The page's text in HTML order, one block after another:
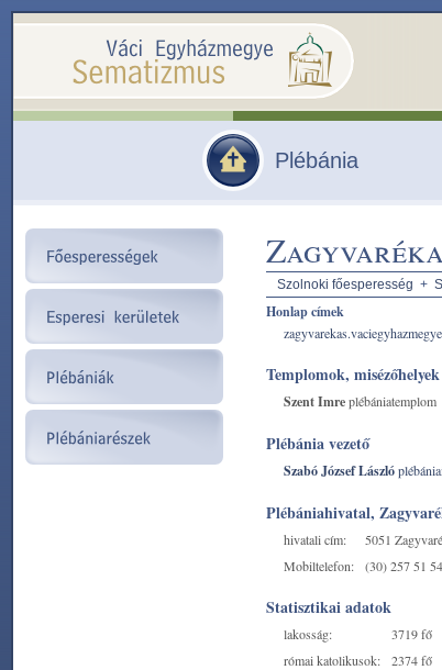
Plébánia
Szolnoki főesperesség +
Honlap címek
Templomok, misézőhelyek
Szent Imreplébániatemplom
Plébánia vezető
Szabó József László
Plébániahivatal,
hivatali cím:
5051
Mobiltelefon:
(30) 257 51 54
Statisztikai adatok
lakosság: 3719 fő
római katolikusok:
2374 fő